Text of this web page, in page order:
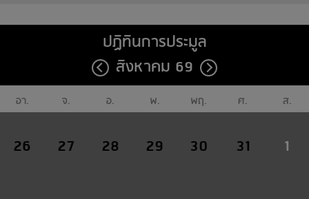
ปฏิทินการประมูล
สิงหาคม 69
อา. จ. อ. พ. พฤ. ศ. ส.
26 27 28 29 30 31 1